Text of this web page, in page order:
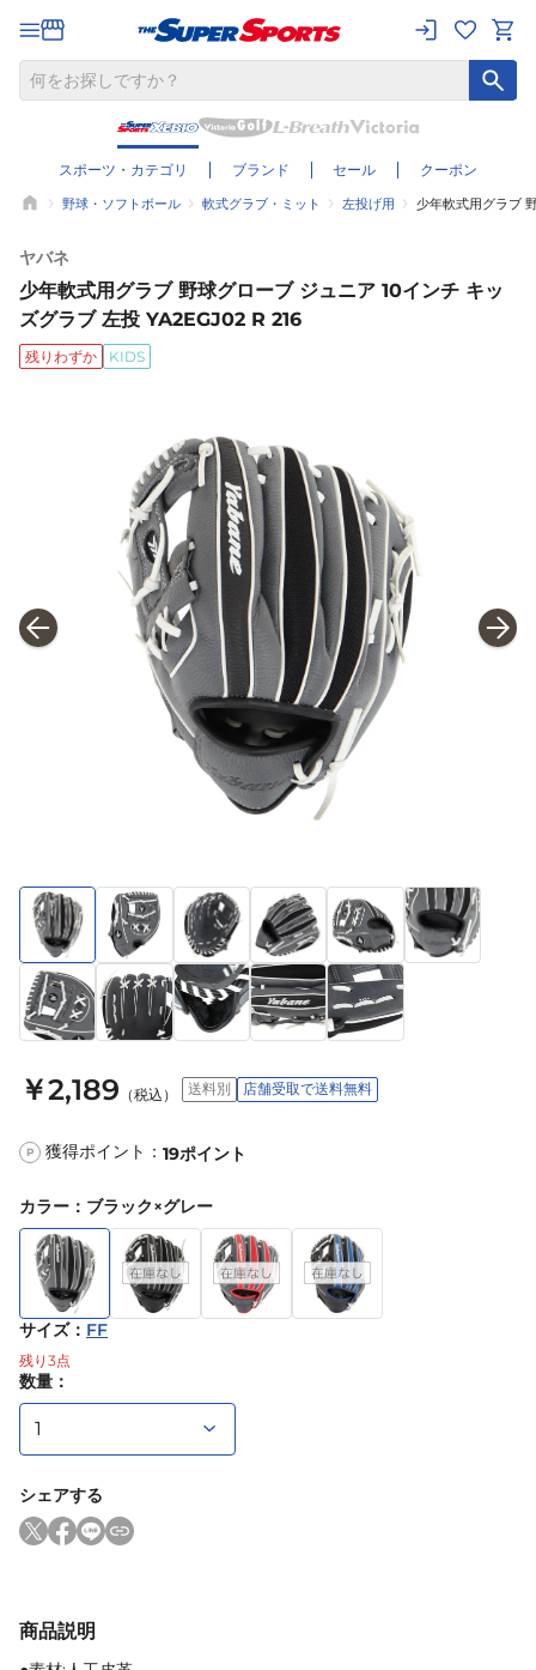
スポーツ・カテゴリ ブランド セール クーポン
野球・ソフトボール 軟式グラブ・ミット 左投げ用 少年軟式用グラブ
ヤバネ
少年軟式用グラブ 野球グローブ ジュニア 10インチ キッ
ズグラブ 左投 YA2EGJ02 R 216
残りわずか KIDS
￥2,189 （税込） 送料別 店舗受取で送料無料
P 獲得ポイント： 19ポイント
カラー ： ブラック×グレー
サイズ： FF
残り 3点
数量：
シェアする
商品説明